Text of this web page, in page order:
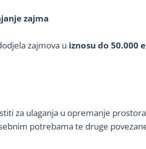
zajma
zajmova u iznosu do 50.000
za ulaganja u opremanje
potrebama te druge